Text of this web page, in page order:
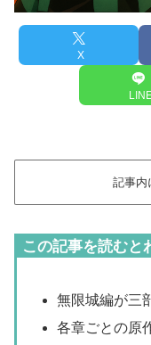
X
記事内
この記事を読むと
無限城編が三
各章ごとの原